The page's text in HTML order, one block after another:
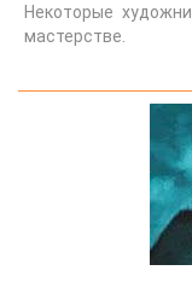
Некоторые
мастерстве.